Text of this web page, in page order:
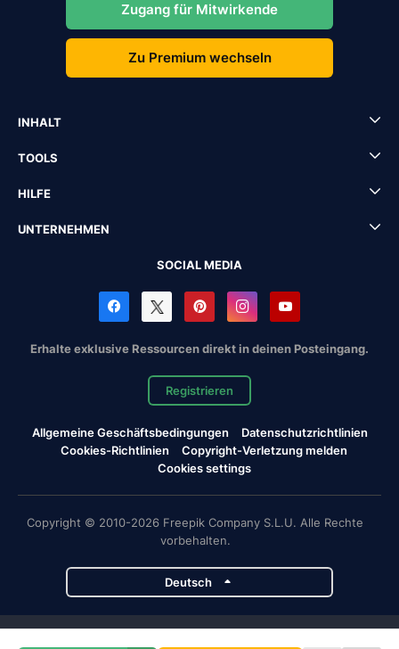
Zugang für Mitwirkende
Zu Premium wechseln
INHALT
TOOLS
HILFE
UNTERNEHMEN
SOCIAL MEDIA
Erhalte exklusive Ressourcen direkt in deinen Posteingang.
Registrieren
Allgemeine Geschäftsbedingungen
Datenschutzrichtlinien
Cookies-Richtlinien
Copyright-Verletzung melden
Cookies settings
Copyright © 2010-2026 Freepik Company S.L.U. Alle Rechte
vorbehalten.
Deutsch